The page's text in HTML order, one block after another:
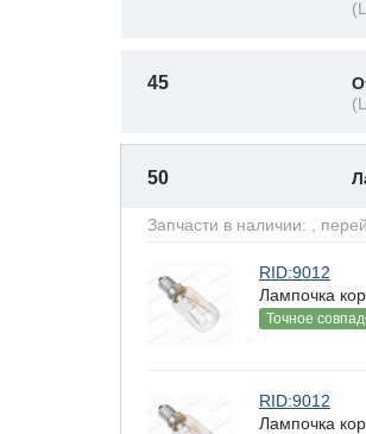
45
50
Запчасти в наличии: ,
RID:9012
Лампочка
Точное
RID:9012
Лампочка